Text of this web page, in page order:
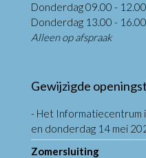
Donderdag 09.00 -
Donderdag 13.00 -
Alleen op afspraak
Gewijzigde
- Het Informatiecentrum
en donderdag 14 mei
Zomersluiting